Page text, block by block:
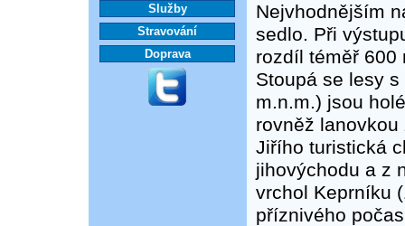
Služby
Stravování
Doprava
Nejvhodnějším
sedlo. Při
rozdíl téměř 600
Stoupá se lesy
m.n.m.) jsou
rovněž
Jiřího turistická
jihovýchodu a z
vrchol Keprníku
příznivého